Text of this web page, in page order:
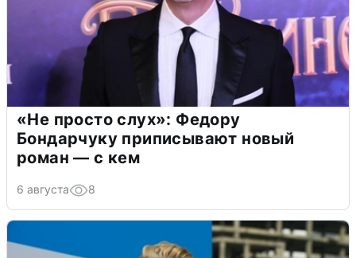
«Не просто слух»: Федору
Бондарчуку приписывают новый
роман — с кем
6 августа 8